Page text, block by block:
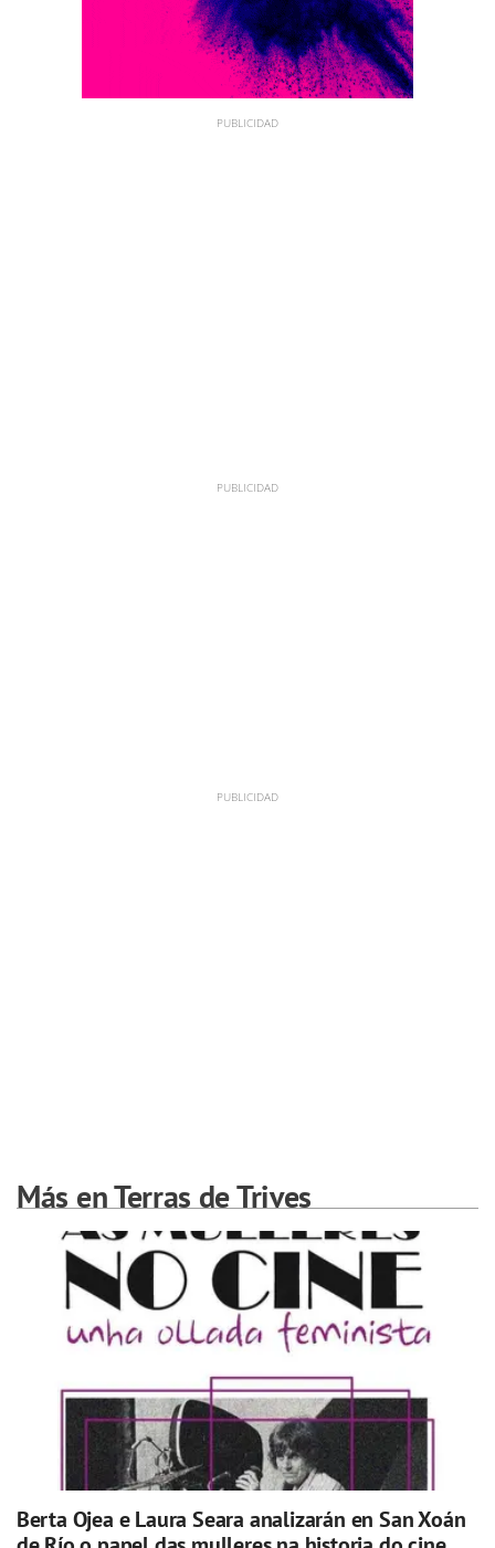
Más en Terras de Trives
Berta Ojea e Laura Seara analizarán en San Xoán